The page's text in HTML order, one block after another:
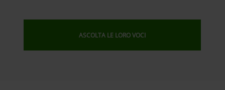
ASCOLTA LE LORO VOCI